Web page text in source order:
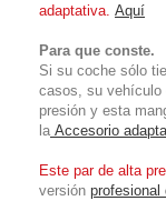
adaptativa. Aquí
Para que conste.
Si su coche sólo
casos, su vehículo
presión y esta
la Accesorio
Este par de alta
versión profesional